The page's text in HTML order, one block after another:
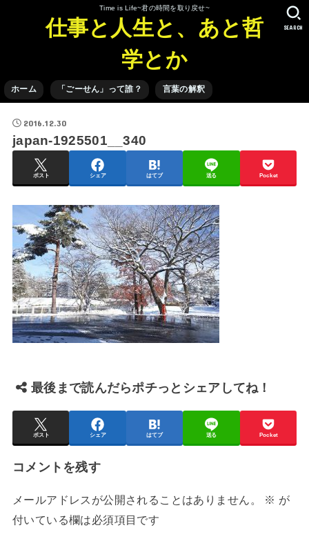
Time is Life~君の時間を取り戻せ~
仕事と人生と、あと哲
学とか
ホーム 「ごーせん」って誰？ 言葉の解釈
SEARCH
2016.12.30
japan-1925501__340
ポスト シェア はてブ 送る Pocket
最後まで読んだらポチっとシェアしてね！
ポスト シェア はてブ 送る Pocket
コメントを残す
メールアドレスが公開されることはありません。 ※ が
付いている欄は必須項目です